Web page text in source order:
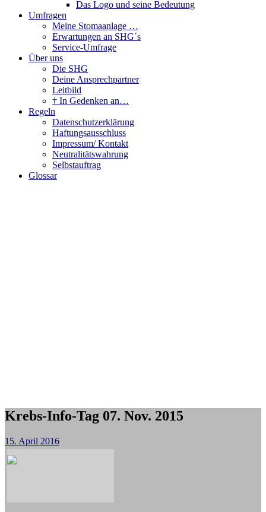
Das Logo und seine Bedeutung
Umfragen
Meine Stomaanlage …
Erwartungen an SHG´s
Service-Umfrage
Über uns
Die SHG
Deine Ansprechpartner
Leitbild
† In Gedenken an…
Regeln
Datenschutzerklärung
Haftungsausschluss
Impressum/ Kontakt
Neutralitätswahrung
Selbstauftrag
Glossar
Krebs-Info-Tag 07. Nov. 2015
15. April 2016